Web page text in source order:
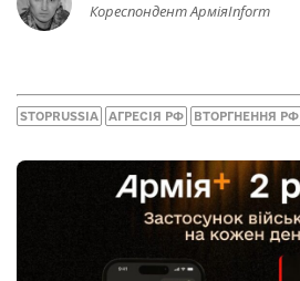
Кореспондент АрміяInform
STOPRUSSIA АГРЕСІЯ РФ ВТОРГНЕННЯ РФ